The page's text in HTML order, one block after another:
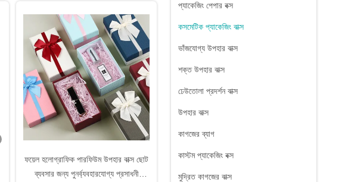
প্যাকেজিং পেপার বক্স
কসমেটিক প্যাকেজিং বাক্স
ভাঁজযোগ্য উপহার বাক্স
শক্ত উপহার বাক্স
ঢেউতোলা প্রদর্শন বাক্স
উপহার বাক্স
কাগজের ব্যাগ
কাস্টম প্যাকেজিং বক্স
মুদ্রিত কাগজের বাক্স
ফয়েল হলোগ্রাফিক পারফিউম উপহার বাক্স ছোট
ব্যবসার জন্য পুনর্ব্যবহারযোগ্য প্রসাধনী